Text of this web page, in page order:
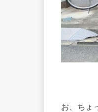
お、ちょ